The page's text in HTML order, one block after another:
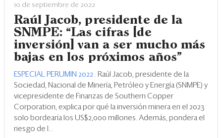
Blogs
Ranking CEO
Edición Impresa
10 de septiembre de 2022
Raúl Jacob, presidente de la
SNMPE: “Las cifras [de
inversión] van a ser mucho más
bajas en los próximos años”
ESPECIAL PERUMIN 2022 . Raúl Jacob, presidente de la
Sociedad, Nacional de Minería, Petróleo y Energía (SNMPE) y
vicepresidente de Finanzas de Southern Copper
Corporation, explica por qué la inversión minera en el 2023
solo bordearía los US$2,000 millones. Además, pondera el
riesgo de l...